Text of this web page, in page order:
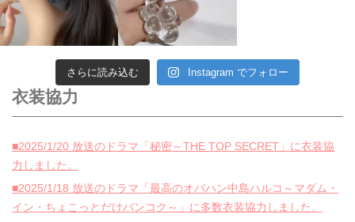
さらに読み込む Instagram でフォロー
衣装協力
■2025/1/20 放送のドラマ「秘密～THE TOP SECRET」に衣装協
力しました。
■2025/1/18 放送のドラマ「最高のオバハン中島ハルコ～マダム・
イン・ちょこっとだけバンコク～」に多数衣装協力しました。